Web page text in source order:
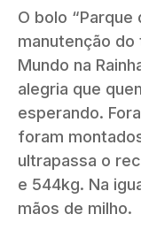
O bolo “Parque
manutenção do
Mundo na
alegria que
esperando.
foram
ultrapassa o
e 544kg. Na
mãos de milho.